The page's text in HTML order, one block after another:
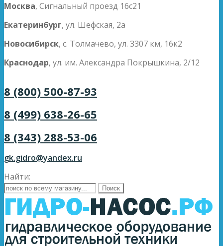
Москва, Сигнальный проезд 16с21
Екатеринбург, ул. Шефская, 2а
Новосибирск, с. Толмачево, ул. 3307 км, 16к2
Краснодар, ул. им. Александра Покрышкина, 2/12
8 (800) 500-87-93
8 (499) 638-26-65
8 (343) 288-53-06
gk.gidro@yandex.ru
Найти: